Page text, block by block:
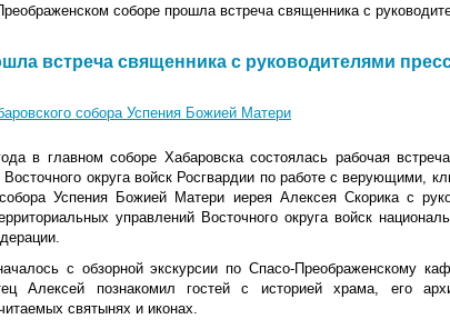
соборе прошла встреча священника с
встреча священника с руководителями
собора Успения Божией Матери
в главном соборе Хабаровска состоялась рабочая
округа войск Росгвардии по работе с верующими,
Успения Божией Матери иерея Алексея Скорика с
управлений Восточного округа войск
с обзорной экскурсии по Спасо-Преображенскому
Алексей познакомил гостей с историей храма, его
святынях и иконах.